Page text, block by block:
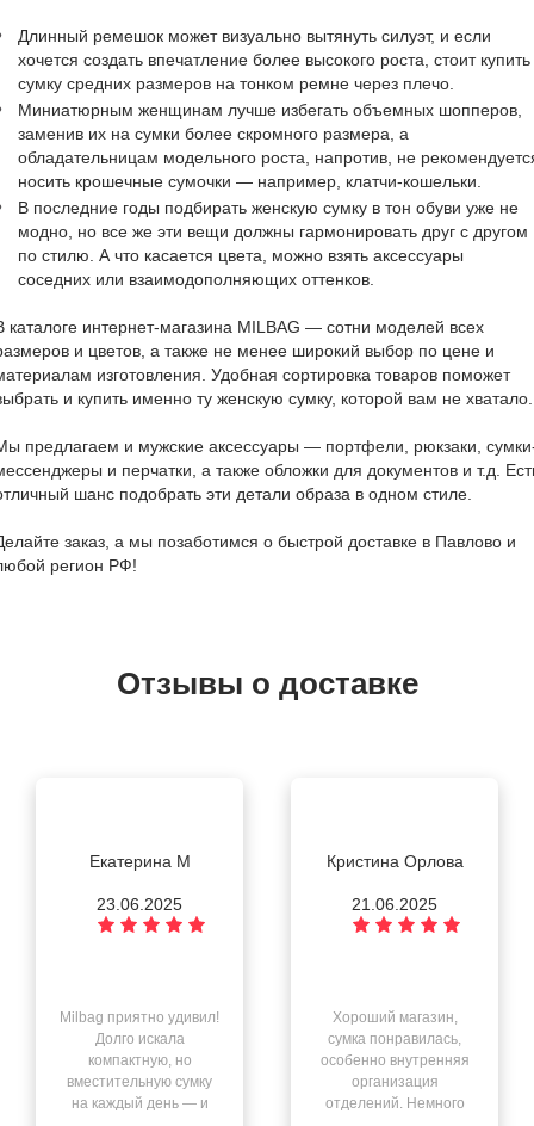
Длинный ремешок может визуально вытянуть силуэт, и если
хочется создать впечатление более высокого роста, стоит купить
сумку средних размеров на тонком ремне через плечо.
Миниатюрным женщинам лучше избегать объемных шопперов,
заменив их на сумки более скромного размера, а
обладательницам модельного роста, напротив, не
носить крошечные сумочки — например, клатчи-кошельки.
В последние годы подбирать женскую сумку в тон обуви уже не
модно, но все же эти вещи должны гармонировать друг с другом
по стилю. А что касается цвета, можно взять аксессуары
соседних или взаимодополняющих оттенков.
каталоге интернет-магазина MILBAG — сотни моделей всех
и цветов, а также не менее широкий выбор по цене и
изготовления. Удобная сортировка товаров поможет
и купить именно ту женскую сумку, которой вам не хватало.
предлагаем и мужские аксессуары — портфели, рюкзаки,
и перчатки, а также обложки для документов и т.д.
шанс подобрать эти детали образа в одном стиле.
заказ, а мы позаботимся о быстрой доставке в Павлово и
регион РФ!
Отзывы о доставке
Екатерина М
23.06.2025
Milbag приятно удивил!
Долго искала
компактную, но
вместительную сумку
на каждый день — и
Кристина Орлова
21.06.2025
Хороший магазин,
сумка понравилась,
особенно внутренняя
организация
отделений. Немного